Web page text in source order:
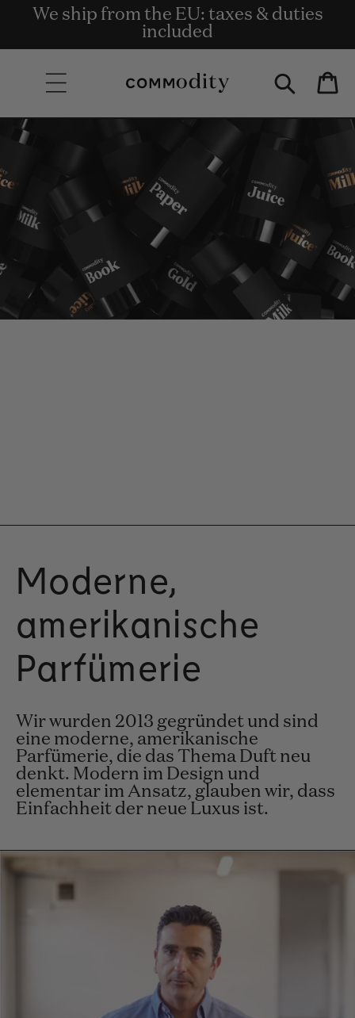
Skip to content
Kostenlose Lieferung bei einem
Bestellwert von 135€ und mehr.
We ship from the EU: taxes & duties
included
Get rewards for shopping with
Commodity.Circle
Bag
Moderne,
amerikanische
Parfümerie
Wir wurden 2013 gegründet und sind
eine moderne, amerikanische
Parfümerie, die das Thema Duft neu
denkt. Modern im Design und
elementar im Ansatz, glauben wir, dass
Einfachheit der neue Luxus ist.